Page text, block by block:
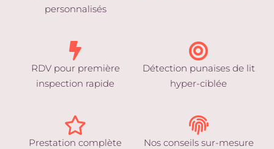
personnalisés
RDV pour première
inspection rapide
Détection punaises de lit
hyper-ciblée
Prestation complète Nos conseils sur-mesure